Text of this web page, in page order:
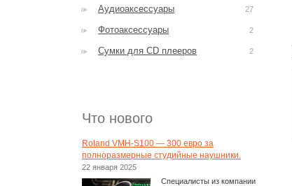
Аудиоаксессуары 27
Фотоаксессуары 2
Сумки для CD плееров 2
Что нового
Roland VMH-S100 — 300 евро за
полноразмерные студийные наушники.
22 января 2025
Специалисты из компании